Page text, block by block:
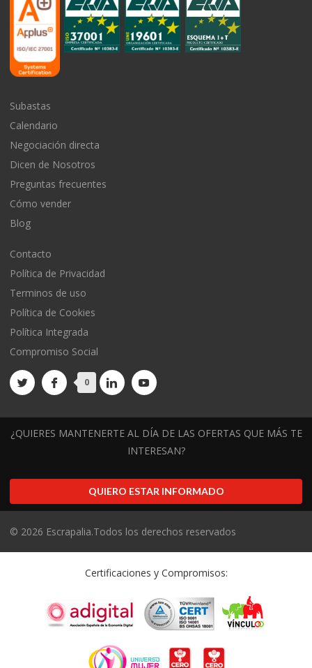
Subastas
Calendario
Negociación directa
Dicen de Nosotros
Preguntas frecuentes
Cómo vender
Blog
Contacto
Política de Privacidad
Terminos de uso
Política de Cookies
Política Integrada
Compromiso Social
0
¿QUIERES MANTENERTE AL DÍA DE LAS OFERTAS QUE MÁS TE
INTERESAN?
QUIERO ESTAR INFORMADO
© 2026 Escrapalia.Todos los derechos reservados
Certificaciones y Compromisos: